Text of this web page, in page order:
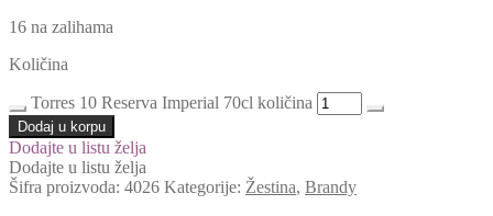
16 na zalihama
Količina
Torres 10 Reserva Imperial 70cl količina
Dodaj u korpu
Dodajte u listu želja
Dodajte u listu želja
Šifra proizvoda: 4026 Kategorije: Žestina, Brandy